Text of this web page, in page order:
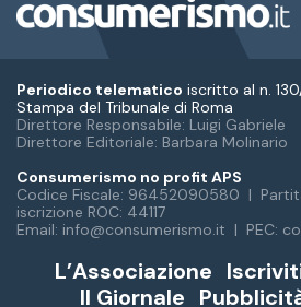
Periodico telematico iscritto al n.
Stampa del Tribunale di Roma
Direttore Responsabile: Luigi Gabriele
Direttore Editoriale: Barbara Molinario
Consumerismo no profit APS
Codice Fiscale: 96452090580 |
iscrizione ROC: 44117
Email: info@consumerismo.it | PEC:
L’Associazione
Il Giornale